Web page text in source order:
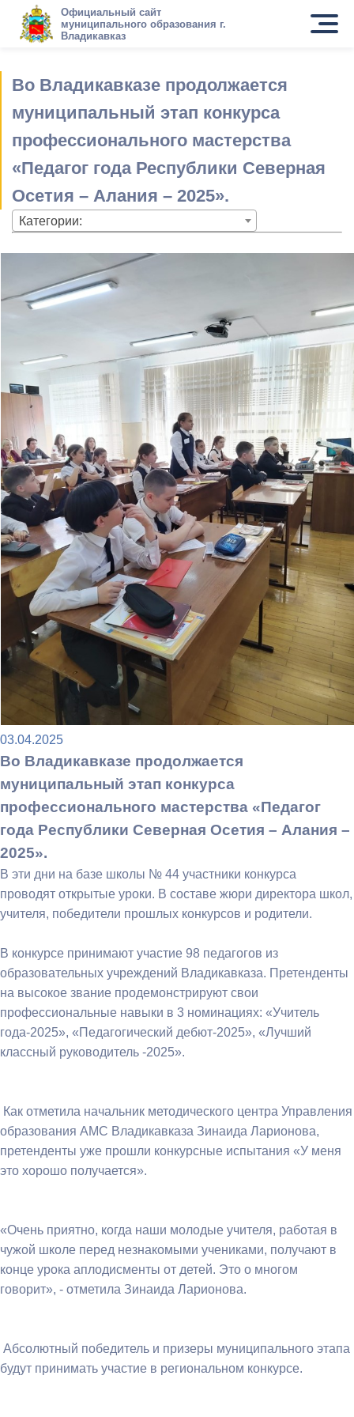
Официальный сайт
муниципального образования г.
Владикавказ
Во Владикавказе продолжается
муниципальный этап конкурса
профессионального мастерства
«Педагог года Республики Северная
Осетия – Алания – 2025».
Категории:
03.04.2025
Во Владикавказе продолжается
муниципальный этап конкурса
профессионального мастерства «Педагог
года Республики Северная Осетия – Алания –
2025».
В эти дни на базе школы № 44 участники конкурса
проводят открытые уроки. В составе жюри директора школ,
учителя, победители прошлых конкурсов и родители.
В конкурсе принимают участие 98 педагогов из
образовательных учреждений Владикавказа. Претенденты
на высокое звание продемонстрируют свои
профессиональные навыки в 3 номинациях: «Учитель
года-2025», «Педагогический дебют-2025», «Лучший
классный руководитель -2025».
Как отметила начальник методического центра Управления
образования АМС Владикавказа Зинаида Ларионова,
претенденты уже прошли конкурсные испытания «У меня
это хорошо получается».
«Очень приятно, когда наши молодые учителя, работая в
чужой школе перед незнакомыми учениками, получают в
конце урока аплодисменты от детей. Это о многом
говорит», - отметила Зинаида Ларионова.
Абсолютный победитель и призеры муниципального этапа
будут принимать участие в региональном конкурсе.